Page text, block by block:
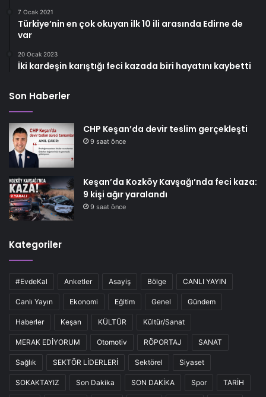
7 Ocak 2021
Türkiye’nin en çok okuyan ilk 10 ili arasında Edirne de
var
20 Ocak 2023
İki kardeşin karıştığı feci kazada biri hayatını kaybetti
Son Haberler
CHP Keşan’da devir teslim gerçekleşti
9 saat önce
Keşan’da Kozköy Kavşağı’nda feci kaza:
9 kişi ağır yaralandı
9 saat önce
Kategoriler
#EvdeKal Anketler Asayiş Bölge CANLI YAYIN
Canlı Yayın Ekonomi Eğitim Genel Gündem
Haberler Keşan KÜLTÜR Kültür/Sanat
MERAK EDİYORUM Otomotiv RÖPORTAJ SANAT
Sağlık SEKTÖR LİDERLERİ Sektörel Siyaset
SOKAKTAYIZ Son Dakika SON DAKİKA Spor TARİH